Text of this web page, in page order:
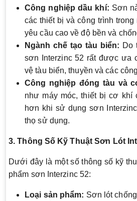
Công nghiệp dầu khí: Sơn
các thiết bị và công trình
yêu cầu cao về độ bền và
Ngành chế tạo tàu biển: Do
sơn Interzinc 52 rất được ưa
vệ tàu biển, thuyền và các
Công nghiệp đóng tàu và
như máy móc, thiết bị cơ khí
hơn khi sử dụng sơn
thọ sử dụng.
3. Thông Số Kỹ Thuật Sơn Lót
Dưới đây là một số thông số kỹ
phẩm sơn Interzinc 52:
Loại sản phẩm: Sơn lót